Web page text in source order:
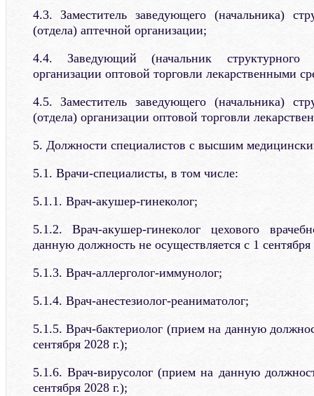
4.3. Заместитель заведующего (начальника)
(отдела) аптечной организации;
4.4. Заведующий (начальник структурного
организации оптовой торговли лекарственными
4.5. Заместитель заведующего (начальника)
(отдела) организации оптовой торговли
5. Должности специалистов с высшим
5.1. Врачи-специалисты, в том числе:
5.1.1. Врач-акушер-гинеколог;
5.1.2. Врач-акушер-гинеколог цехового
данную должность не осуществляется с 1 сентября
5.1.3. Врач-аллерголог-иммунолог;
5.1.4. Врач-анестезиолог-реаниматолог;
5.1.5. Врач-бактериолог (прием на данную
сентября 2028 г.);
5.1.6. Врач-вирусолог (прием на данную
сентября 2028 г.);